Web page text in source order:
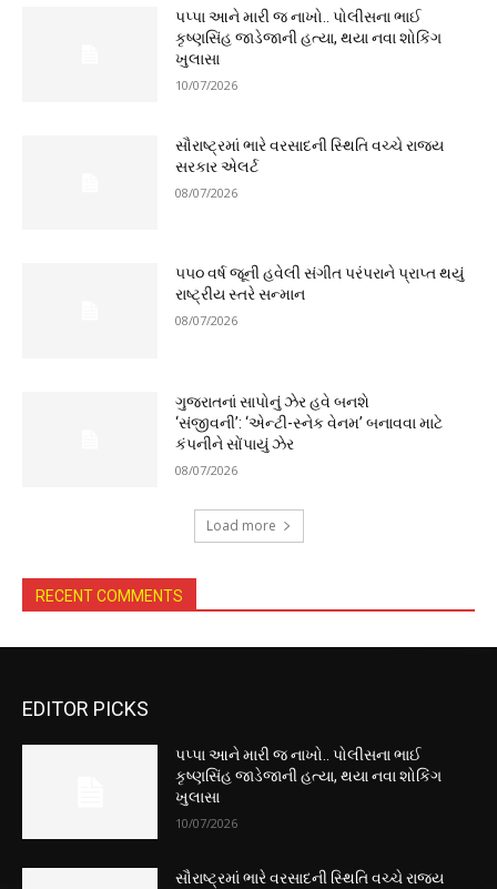
પપ્પા આને મારી જ નાખો.. પોલીસના ભાઈ
કૃષ્ણસિંહ જાડેજાની હત્યા, થયા નવા શોકિંગ
ખુલાસા
10/07/2026
સૌરાષ્ટ્રમાં ભારે વરસાદની સ્થિતિ વચ્ચે રાજ્ય
સરકાર એલર્ટ
08/07/2026
૫૫૦ વર્ષ જૂની હવેલી સંગીત પરંપરાને પ્રાપ્ત થયું
રાષ્ટ્રીય સ્તરે સન્માન
08/07/2026
ગુજરાતનાં સાપોનું ઝેર હવે બનશે
‘સંજીવની’: ‘એન્ટી-સ્નેક વેનમ’ બનાવવા માટે
કંપનીને સોંપાયું ઝેર
08/07/2026
Load more
RECENT COMMENTS
EDITOR PICKS
પપ્પા આને મારી જ નાખો.. પોલીસના ભાઈ
કૃષ્ણસિંહ જાડેજાની હત્યા, થયા નવા શોકિંગ
ખુલાસા
10/07/2026
સૌરાષ્ટ્રમાં ભારે વરસાદની સ્થિતિ વચ્ચે રાજ્ય